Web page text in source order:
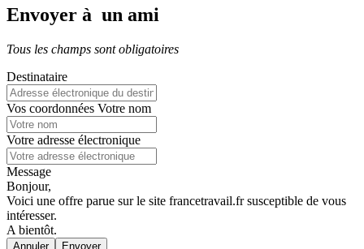
Envoyer à un ami
Tous les champs sont obligatoires
Destinataire
Vos coordonnées Votre nom
Votre adresse électronique
Message
Bonjour,
Voici une offre parue sur le site francetravail.fr susceptible de vous
intéresser.
A bientôt.
Annuler